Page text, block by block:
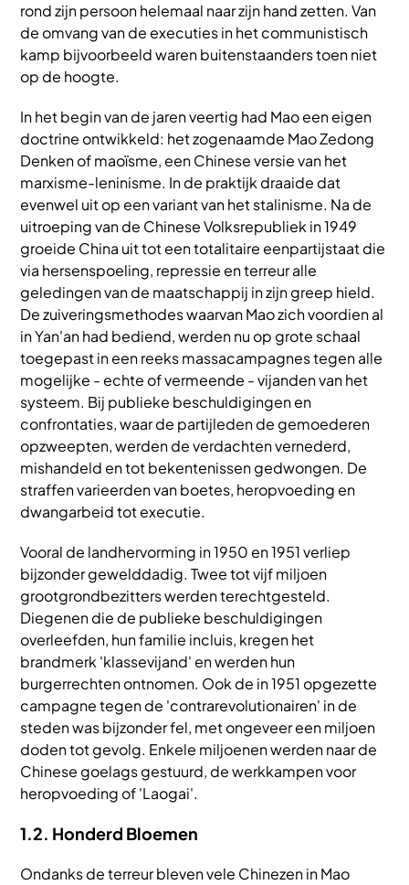
rond zijn persoon helemaal naar zijn hand zetten. Van
de omvang van de executies in het communistisch
kamp bijvoorbeeld waren buitenstaanders toen niet
op de hoogte.
In het begin van de jaren veertig had Mao een eigen
doctrine ontwikkeld: het zogenaamde Mao Zedong
Denken of maoïsme, een Chinese versie van het
marxisme-leninisme. In de praktijk draaide dat
evenwel uit op een variant van het stalinisme. Na de
uitroeping van de Chinese Volksrepubliek in 1949
groeide China uit tot een totalitaire eenpartijstaat die
via hersenspoeling, repressie en terreur alle
geledingen van de maatschappij in zijn greep hield.
De zuiveringsmethodes waarvan Mao zich voordien al
in Yan'an had bediend, werden nu op grote schaal
toegepast in een reeks massacampagnes tegen alle
mogelijke - echte of vermeende - vijanden van het
systeem. Bij publieke beschuldigingen en
confrontaties, waar de partijleden de gemoederen
opzweepten, werden de verdachten vernederd,
mishandeld en tot bekentenissen gedwongen. De
straffen varieerden van boetes, heropvoeding en
dwangarbeid tot executie.
Vooral de landhervorming in 1950 en 1951 verliep
bijzonder gewelddadig. Twee tot vijf miljoen
grootgrondbezitters werden terechtgesteld.
Diegenen die de publieke beschuldigingen
overleefden, hun familie incluis, kregen het
brandmerk 'klassevijand' en werden hun
burgerrechten ontnomen. Ook de in 1951 opgezette
campagne tegen de 'contrarevolutionairen' in de
steden was bijzonder fel, met ongeveer een miljoen
doden tot gevolg. Enkele miljoenen werden naar de
Chinese goelags gestuurd, de werkkampen voor
heropvoeding of 'Laogai'.
1.2. Honderd Bloemen
Ondanks de terreur bleven vele Chinezen in Mao